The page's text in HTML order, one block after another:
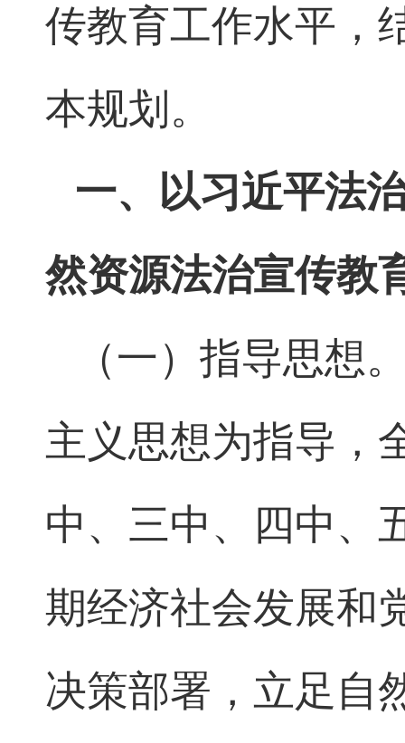
传教育工作水平，
本规划。
一、以习近平法
然资源法治宣传教
（一）指导思想
主义思想为指导，
中、三中、四中、
期经济社会发展和
决策部署，立足自